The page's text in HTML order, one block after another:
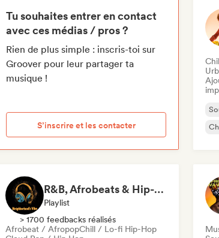
Tu souhaites entrer en contact
avec ces médias / pros ?
Rien de plus simple : inscris-toi sur
Groover pour leur partager ta
musique !
S’inscrire et les contacter
R&B, Afrobeats & Hip-Hop Vibes by Neighborhood's Vibe
Playlist
> 1700 feedbacks réalisés
Afrobeat / AfropopChill / Lo-fi Hip-Hop